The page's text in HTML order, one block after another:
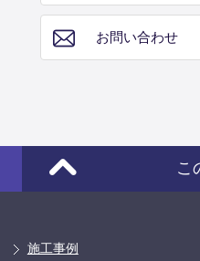
お問い合わせ
こ
施工事例